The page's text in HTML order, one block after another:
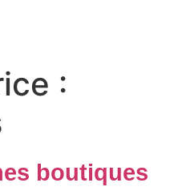
:
boutiques